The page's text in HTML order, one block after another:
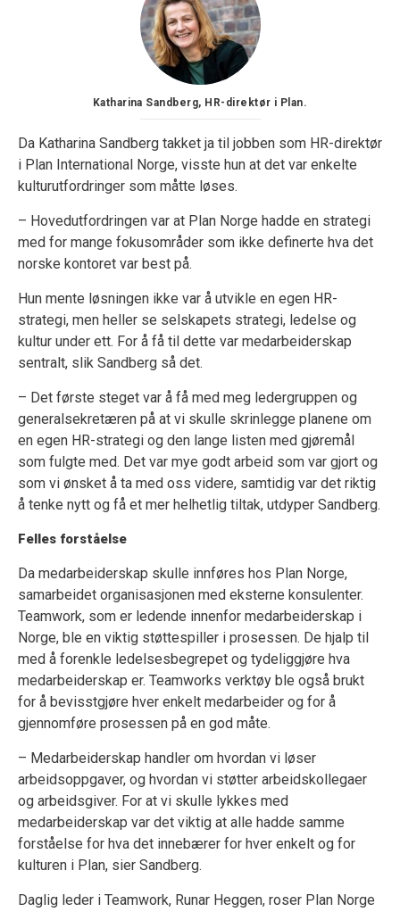
Katharina Sandberg, HR-direktør i Plan.
Da Katharina Sandberg takket ja til jobben som HR-direktør
i Plan International Norge, visste hun at det var enkelte
kulturutfordringer som måtte løses.
– Hovedutfordringen var at Plan Norge hadde en strategi
med for mange fokusområder som ikke definerte hva det
norske kontoret var best på.
Hun mente løsningen ikke var å utvikle en egen HR-
strategi, men heller se selskapets strategi, ledelse og
kultur under ett. For å få til dette var medarbeiderskap
sentralt, slik Sandberg så det.
– Det første steget var å få med meg ledergruppen og
generalsekretæren på at vi skulle skrinlegge planene om
en egen HR-strategi og den lange listen med gjøremål
som fulgte med. Det var mye godt arbeid som var gjort og
som vi ønsket å ta med oss videre, samtidig var det riktig
å tenke nytt og få et mer helhetlig tiltak, utdyper Sandberg.
Felles forståelse
Da medarbeiderskap skulle innføres hos Plan Norge,
samarbeidet organisasjonen med eksterne konsulenter.
Teamwork, som er ledende innenfor medarbeiderskap i
Norge, ble en viktig støttespiller i prosessen. De hjalp til
med å forenkle ledelsesbegrepet og tydeliggjøre hva
medarbeiderskap er. Teamworks verktøy ble også brukt
for å bevisstgjøre hver enkelt medarbeider og for å
gjennomføre prosessen på en god måte.
– Medarbeiderskap handler om hvordan vi løser
arbeidsoppgaver, og hvordan vi støtter arbeidskollegaer
og arbeidsgiver. For at vi skulle lykkes med
medarbeiderskap var det viktig at alle hadde samme
forståelse for hva det innebærer for hver enkelt og for
kulturen i Plan, sier Sandberg.
Daglig leder i Teamwork, Runar Heggen, roser Plan Norge